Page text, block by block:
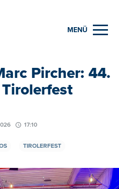
MENÜ
Pircher: 44.
17:10
TIROLERFEST